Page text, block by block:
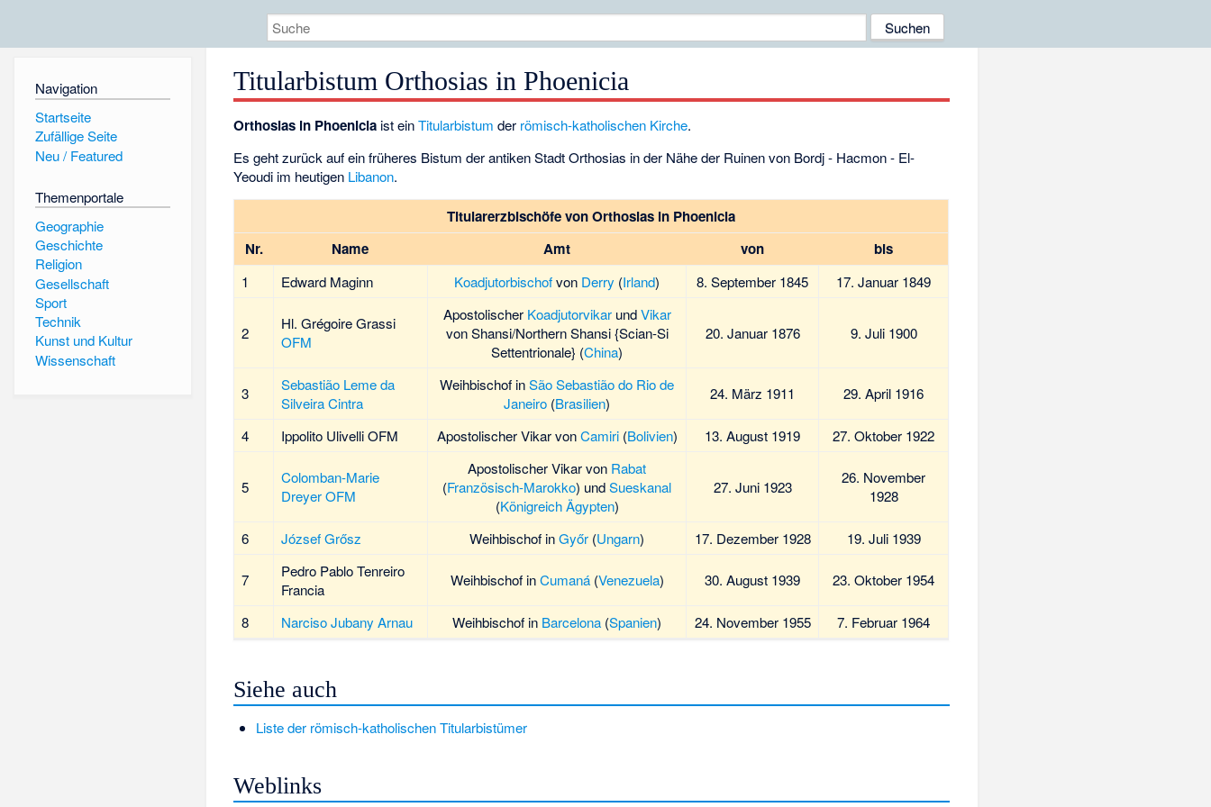
Navigation
Startseite
Zufällige Seite
Neu / Featured
Themenportale
Geographie
Geschichte
Religion
Gesellschaft
Sport
Technik
Kunst und Kultur
Wissenschaft
Titularbistum Orthosias in Phoenicia
Orthosias in Phoenicia ist einTitularbistum der römisch-katholischen Kirche.
Es geht zurück auf ein früheres Bistum der antiken Stadt Orthosias in der Nähe der Ruinen von Bordj - Hacmon - El-
Yeoudi im heutigen Libanon.
Titularerzbischöfe von Orthosias in Phoenicia
Nr.
Name Amt von bis
1 Edward Maginn Koadjutorbischofvon Derry (Irland) 8. September 1845 17. Januar 1849
2
Hl. Grégoire Grassi
OFM
Apostolischer KoadjutorvikarundVikar
vonShansi/Northern Shansi {Scian-Si
Settentrionale} (China)
20. Januar 1876 9. Juli 1900
3
Sebastião Leme da
Silveira Cintra
Weihbischof inSão Sebastião do Rio de
Janeiro (Brasilien)
24. März 1911 29. April 1916
4 Ippolito UlivelliOFM Apostolischer Vikar vonCamiri(Bolivien) 13. August 1919 27. Oktober 1922
5
Colomban-Marie
DreyerOFM
Apostolischer Vikar von Rabat
(Französisch-Marokko) undSueskanal
(Königreich Ägypten)
27. Juni 1923
26. November
1928
6 József Grősz Weihbischof inGyőr (Ungarn) 17. Dezember 1928 19. Juli 1939
7
Pedro Pablo Tenreiro
Francia
Weihbischof inCumaná(Venezuela) 30. August 1939 23. Oktober 1954
8 Narciso Jubany Arnau Weihbischof in Barcelona (Spanien) 24. November 1955 7. Februar 1964
Siehe auch
Liste der römisch-katholischen Titularbistümer
Weblinks